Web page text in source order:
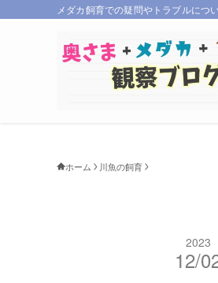
メダカ飼育での疑問やトラブルにつ
ホーム 川魚の飼育
2023
12/